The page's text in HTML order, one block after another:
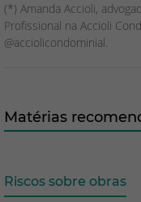
(*) Amanda Accioli,
Profissional na Accioli
@acciolicondominial.
Matérias
Riscos sobre obras